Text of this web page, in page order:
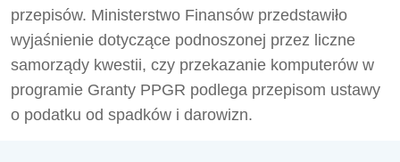
przepisów. Ministerstwo Finansów przedstawiło
wyjaśnienie dotyczące podnoszonej przez liczne
samorządy kwestii, czy przekazanie komputerów w
programie Granty PPGR podlega przepisom ustawy
o podatku od spadków i darowizn.